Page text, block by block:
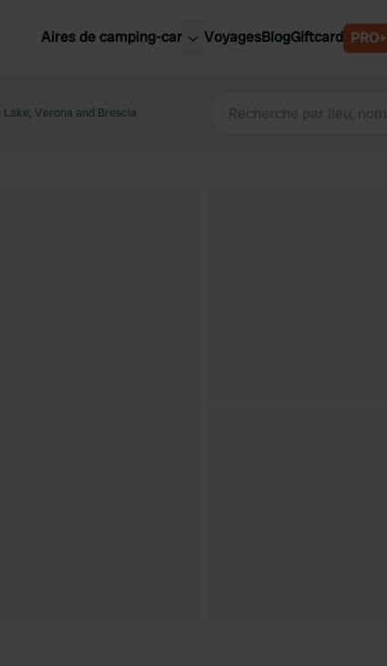
Aires de camping-car
Slovénie
VoyagesBlogGiftcard PRO+
Verona and Brescia